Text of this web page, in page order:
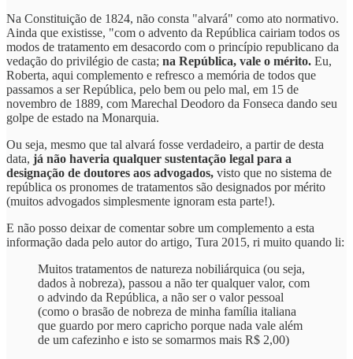
Na Constituição de 1824, não consta "alvará" como ato normativo.
Ainda que existisse, "com o advento da República cairiam todos os
modos de tratamento em desacordo com o princípio republicano da
vedação do privilégio de casta; na República, vale o mérito. Eu,
Roberta, aqui complemento e refresco a memória de todos que
passamos a ser República, pelo bem ou pelo mal, em 15 de
novembro de 1889, com Marechal Deodoro da Fonseca dando seu
golpe de estado na Monarquia.
Ou seja, mesmo que tal alvará fosse verdadeiro, a partir de desta
data, já não haveria qualquer sustentação legal para a
designação de doutores aos advogados, visto que no sistema de
república os pronomes de tratamentos são designados por mérito
(muitos advogados simplesmente ignoram esta parte!).
E não posso deixar de comentar sobre um complemento a esta
informação dada pelo autor do artigo, Tura 2015, ri muito quando li:
Muitos tratamentos de natureza nobiliárquica (ou seja,
dados à nobreza), passou a não ter qualquer valor, com
o advindo da República, a não ser o valor pessoal
(como o brasão de nobreza de minha família italiana
que guardo por mero capricho porque nada vale além
de um cafezinho e isto se somarmos mais R$ 2,00)